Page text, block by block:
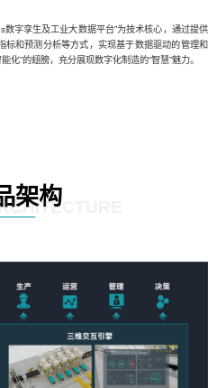
字孪生及工业大数据平台”为技术核心，通过提供
标和预测分析等方式，实现基于数据驱动的管理和
化”的翅膀，充分展现数字化制造的“智慧”魅力。
架构